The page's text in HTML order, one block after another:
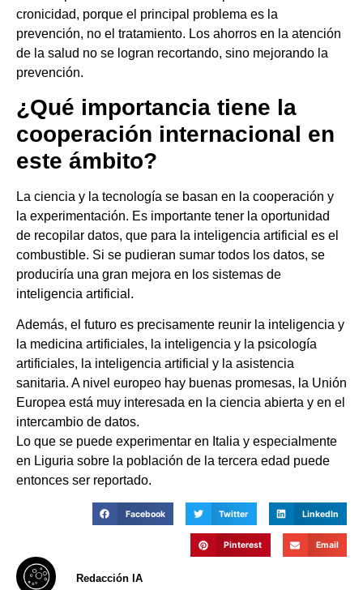
cronicidad, porque el principal problema es la
prevención, no el tratamiento. Los ahorros en la atención
de la salud no se logran recortando, sino mejorando la
prevención.
¿Qué importancia tiene la
cooperación internacional en
este ámbito?
La ciencia y la tecnología se basan en la cooperación y
la experimentación. Es importante tener la oportunidad
de recopilar datos, que para la inteligencia artificial es el
combustible. Si se pudieran sumar todos los datos, se
produciría una gran mejora en los sistemas de
inteligencia artificial.
Además, el futuro es precisamente reunir la inteligencia y
la medicina artificiales, la inteligencia y la psicología
artificiales, la inteligencia artificial y la asistencia
sanitaria. A nivel europeo hay buenas promesas, la Unión
Europea está muy interesada en la ciencia abierta y en el
intercambio de datos.
Lo que se puede experimentar en Italia y especialmente
en Liguria sobre la población de la tercera edad puede
entonces ser reportado.
Facebook Twitter LinkedIn
Pinterest Email
Redacción IA